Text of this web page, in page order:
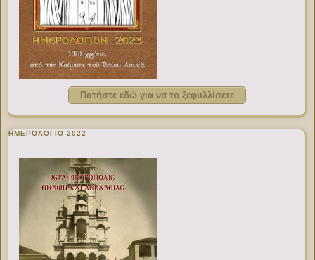
Πατήστε εδώ για να το ξεφυλλίσετε
ΗΜΕΡΟΛΟΓΙΟ 2022